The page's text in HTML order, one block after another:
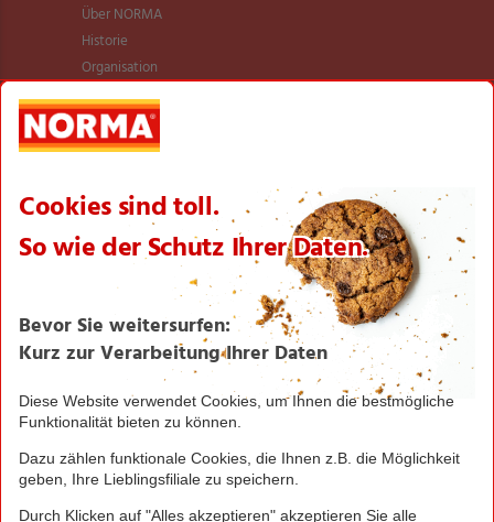
Über NORMA
Historie
Organisation
International
Logistik
Filialnetz
Karriere
Verantwortung/CSR
NORMA News
Seite drucken
Nach oben
Greifen Sie schnell zu! Alle angegebenen Preise in
Irrtümer durch Schreib-, Programmier- und
Datenübertragungsfehler sind vorbehalten.